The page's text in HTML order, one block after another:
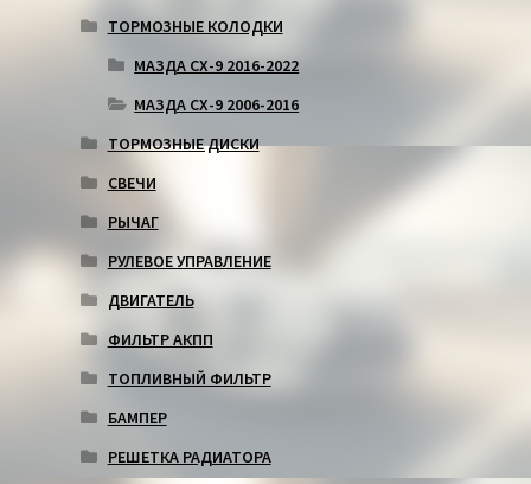
ТОРМОЗНЫЕ КОЛОДКИ
МАЗДА СХ-9 2016-2022
МАЗДА СХ-9 2006-2016
ТОРМОЗНЫЕ ДИСКИ
СВЕЧИ
РЫЧАГ
РУЛЕВОЕ УПРАВЛЕНИЕ
ДВИГАТЕЛЬ
ФИЛЬТР АКПП
ТОПЛИВНЫЙ ФИЛЬТР
БАМПЕР
РЕШЕТКА РАДИАТОРА